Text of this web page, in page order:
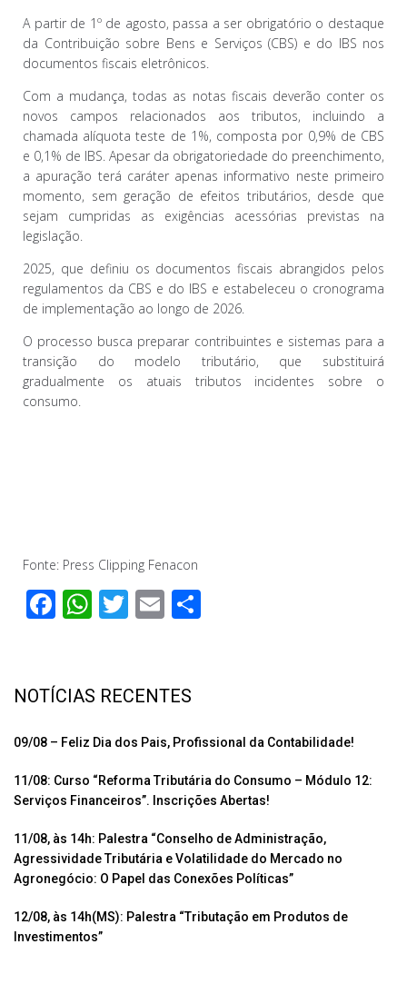
A partir de 1º de agosto, passa a ser obrigatório o destaque
da Contribuição sobre Bens e Serviços (CBS) e do IBS nos
documentos fiscais eletrônicos.
Com a mudança, todas as notas fiscais deverão conter os
novos campos relacionados aos tributos, incluindo a
chamada alíquota teste de 1%, composta por 0,9% de CBS
e 0,1% de IBS. Apesar da obrigatoriedade do preenchimento,
a apuração terá caráter apenas informativo neste primeiro
momento, sem geração de efeitos tributários, desde que
sejam cumpridas as exigências acessórias previstas na
legislação.
2025, que definiu os documentos fiscais abrangidos pelos
regulamentos da CBS e do IBS e estabeleceu o cronograma
de implementação ao longo de 2026.
O processo busca preparar contribuintes e sistemas para a
transição do modelo tributário, que substituirá
gradualmente os atuais tributos incidentes sobre o
consumo.
Fonte: Press Clipping Fenacon
F
b
o
k
W
s
p
p
T
er
E
til
h
ar
NOTÍCIAS RECENTES
09/08 – Feliz Dia dos Pais, Profissional da Contabilidade!
11/08: Curso “Reforma Tributária do Consumo – Módulo 12:
Serviços Financeiros”. Inscrições Abertas!
11/08, às 14h: Palestra “Conselho de Administração,
Agressividade Tributária e Volatilidade do Mercado no
Agronegócio: O Papel das Conexões Políticas”
12/08, às 14h(MS): Palestra “Tributação em Produtos de
Investimentos”